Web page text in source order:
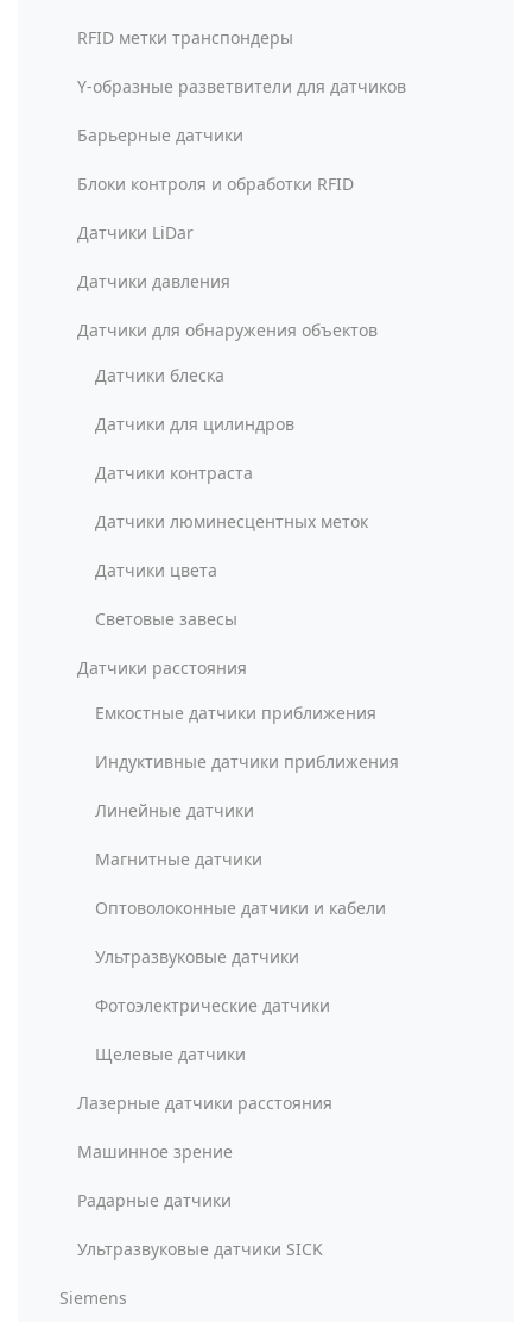
RFID метки транспондеры
Y-образные разветвители для датчиков
Барьерные датчики
Блоки контроля и обработки RFID
Датчики LiDar
Датчики давления
Датчики для обнаружения объектов
Датчики блеска
Датчики для цилиндров
Датчики контраста
Датчики люминесцентных меток
Датчики цвета
Световые завесы
Датчики расстояния
Емкостные датчики приближения
Индуктивные датчики приближения
Линейные датчики
Магнитные датчики
Оптоволоконные датчики и кабели
Ультразвуковые датчики
Фотоэлектрические датчики
Щелевые датчики
Лазерные датчики расстояния
Машинное зрение
Радарные датчики
Ультразвуковые датчики SICK
Siemens